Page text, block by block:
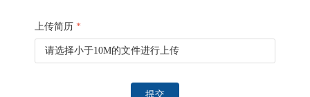
上传简历 *
请选择小于10M的文件进行上传
提交